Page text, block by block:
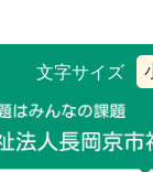
文字サイズ